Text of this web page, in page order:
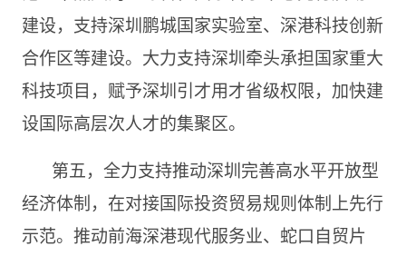
建设，支持深圳鹏城国家实验室、深港科技创新
合作区等建设。大力支持深圳牵头承担国家重大
科技项目，赋予深圳引才用才省级权限，加快建
设国际高层次人才的集聚区。
第五，全力支持推动深圳完善高水平开放型
经济体制，在对接国际投资贸易规则体制上先行
示范。推动前海深港现代服务业、蛇口自贸片